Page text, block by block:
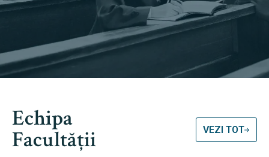
Echipa
Facultății VEZI TOT